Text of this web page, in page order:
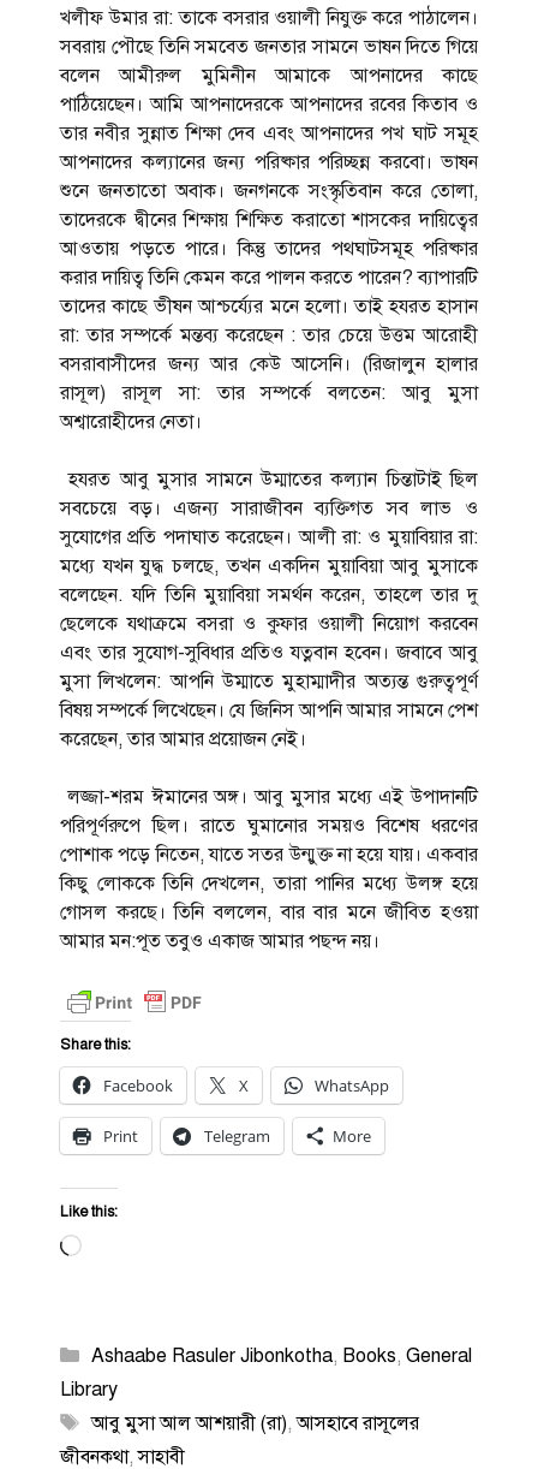
খলীফ উমার রা: তাকে বসরার ওয়ালী নিযুক্ত করে পাঠালেন।
সবরায় পৌছে তিনি সমবেত জনতার সামনে ভাষন দিতে গিয়ে
বলেন আমীরুল মুমিনীন আমাকে আপনাদের কাছে
পাঠিয়েছেন। আমি আপনাদেরকে আপনাদের রবের কিতাব ও
তার নবীর সুন্নাত শিক্ষা দেব এবং আপনাদের পখ ঘাট সমূহ
আপনাদের কল্যানের জন্য পরিষ্কার পরিচ্ছন্ন করবো। ভাষন
শুনে জনতাতো অবাক। জনগনকে সংস্কৃতিবান করে তোলা,
তাদেরকে দ্বীনের শিক্ষায় শিক্ষিত করাতো শাসকের দায়িত্বের
আওতায় পড়তে পারে। কিন্তু তাদের পথঘাটসমূহ পরিষ্কার
করার দায়িত্ব তিনি কেমন করে পালন করতে পারেন? ব্যাপারটি
তাদের কাছে ভীষন আশ্চর্য্যের মনে হলো। তাই হযরত হাসান
রা: তার সম্পর্কে মন্তব্য করেছেন : তার চেয়ে উত্তম আরোহী
বসরাবাসীদের জন্য আর কেউ আসেনি। (রিজালুন হালার
রাসূল) রাসূল সা: তার সম্পর্কে বলতেন: আবু মুসা
অশ্বারোহীদের নেতা।
হযরত আবু মুসার সামনে উম্মাতের কল্যান চিন্তাটাই ছিল
সবচেয়ে বড়। এজন্য সারাজীবন ব্যক্তিগত সব লাভ ও
সুযোগের প্রতি পদাঘাত করেছেন। আলী রা: ও মুয়াবিয়ার রা:
মধ্যে যখন যুদ্ধ চলছে, তখন একদিন মুয়াবিয়া আবু মুসাকে
বলেছেন. যদি তিনি মুয়াবিয়া সমর্থন করেন, তাহলে তার দু
ছেলেকে যথাক্রমে বসরা ও কুফার ওয়ালী নিয়োগ করবেন
এবং তার সুযোগ-সুবিধার প্রতিও যত্নবান হবেন। জবাবে আবু
মুসা লিখলেন: আপনি উম্মাতে মুহাম্মাদীর অত্যন্ত গুরুত্বপূর্ণ
বিষয় সম্পর্কে লিখেছেন। যে জিনিস আপনি আমার সামনে পেশ
করেছেন, তার আমার প্রয়োজন নেই।
লজ্জা-শরম ঈমানের অঙ্গ। আবু মুসার মধ্যে এই উপাদানটি
পরিপূর্ণরুপে ছিল। রাতে ঘুমানোর সময়ও বিশেষ ধরণের
পোশাক পড়ে নিতেন, যাতে সতর উন্মুক্ত না হয়ে যায়। একবার
কিছু লোককে তিনি দেখলেন, তারা পানির মধ্যে উলঙ্গ হয়ে
গোসল করছে। তিনি বললেন, বার বার মনে জীবিত হওয়া
আমার মন:পূত তবুও একাজ আমার পছন্দ নয়।
Share this:
Facebook X WhatsApp
Print Telegram More
Like this:
Loading…
Categories
Ashaabe Rasuler Jibonkotha, Books, General
Library
Tags
আবু মুসা আল আশয়ারী (রা),আসহাবে রাসূলের
জীবনকথা,সাহাবী